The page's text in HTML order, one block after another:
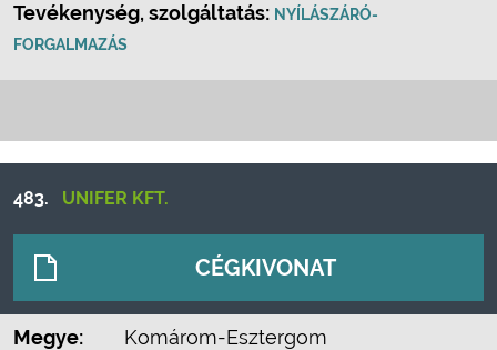
Tevékenység, szolgáltatás: NYÍLÁSZÁRÓ-
FORGALMAZÁS
483. UNIFER KFT.
CÉGKIVONAT
Megye:
Komárom-Esztergom